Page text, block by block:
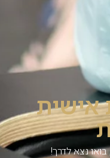
אישית
נצא לדרך!